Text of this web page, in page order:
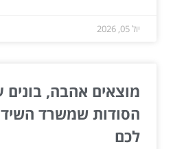
יול 05, 2026
מוצאים אהבה, בונים
הסודות שמשרד
לכם